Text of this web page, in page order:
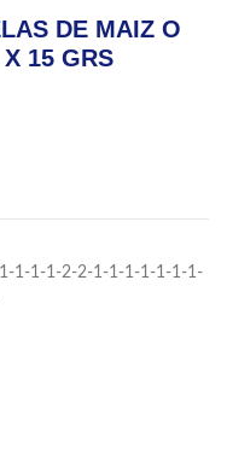
DE MAIZ O
15 GRS
1-1-1-2-2-1-1-1-1-1-1-1-